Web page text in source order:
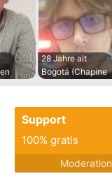
28 Jahre alt
Bogotá (Chapine
Support
100% gratis
Moderation